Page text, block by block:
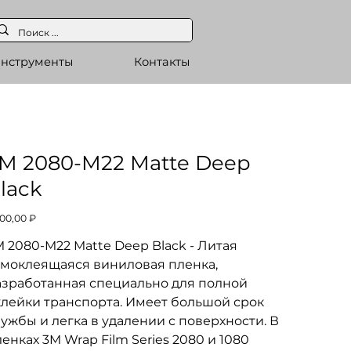
Контакты
2080-M22 Matte Deep
₽
2080-M22 Matte Deep Black - Литая
виниловая пленка,
специально для полной
транспорта. Имеет большой срок
и легка в удалении с поверхности. В
3M Wrap Film Series 2080 и 1080